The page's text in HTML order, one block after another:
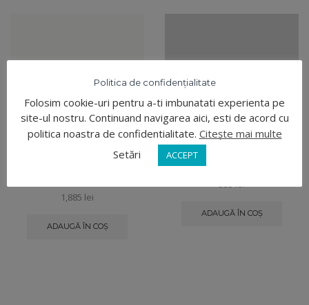
1,885 lei
ADAUGĂ ÎN COȘ
Reductor Heliu
ADAUGĂ ÎN COȘ
Politica de confidențialitate
Folosim cookie-uri pentru a-ti imbunatati experienta pe
site-ul nostru. Continuand navigarea aici, esti de acord cu
politica noastra de confidentialitate. Citește mai multe
Setări
ACCEPT